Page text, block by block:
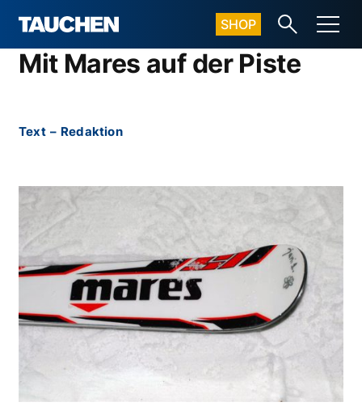
SHOP
Mit Mares auf der Piste
Text – Redaktion